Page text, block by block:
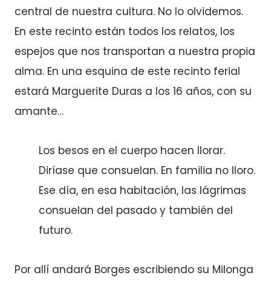
central de nuestra cultura. No lo olvidemos.
En este recinto están todos los relatos, los
espejos que nos transportan a nuestra propia
alma. En una esquina de este recinto ferial
estará Marguerite Duras a los 16 años, con su
amante…
Los besos en el cuerpo hacen llorar.
Diríase que consuelan. En familia no lloro.
Ese día, en esa habitación, las lágrimas
consuelan del pasado y también del
futuro.
Por allí andará Borges escribiendo su Milonga